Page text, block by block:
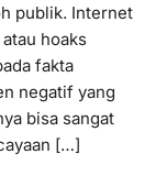
publik. Internet
hoaks
fakta
negatif yang
bisa sangat
[…]